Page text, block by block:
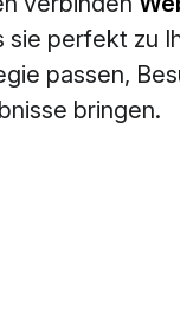
sie perfekt zu
passen,
bringen.